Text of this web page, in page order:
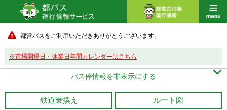
都営バスをご利用いただきありがとうございます。
※市場開場日・休業日年間カレンダーはこちら
バス停情報を非表示にする 
鉄道乗換え ルート図